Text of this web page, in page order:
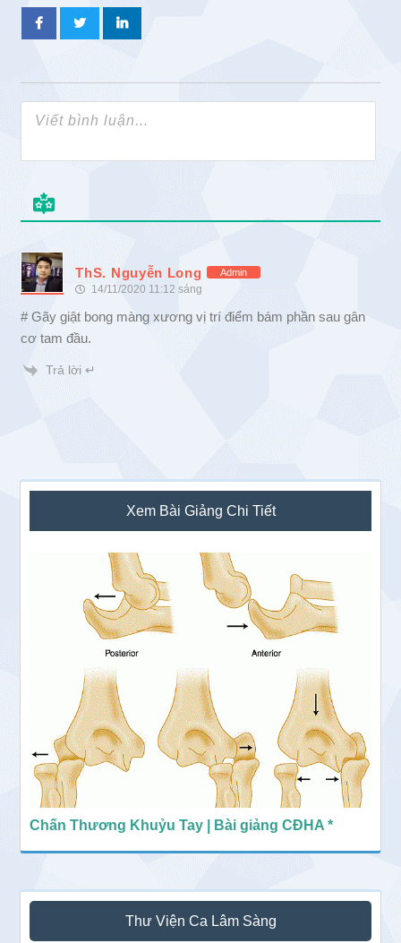
ThS. Nguyễn Long Admin
14/11/2020 11:12 sáng
# Gãy giật bong màng xương vị trí điểm bám phần sau gân
cơ tam đầu.
Trả lời ↵
Sidebar
chính
Xem Bài Giảng Chi Tiết
Chấn Thương Khuỷu Tay | Bài giảng CĐHA *
Thư Viện Ca Lâm Sàng